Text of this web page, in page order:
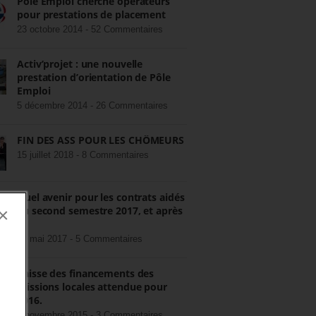
pour prestations de placement
23 octobre 2014 - 52 Commentaires
Activ’projet : une nouvelle
prestation d’orientation de Pôle
Emploi
5 décembre 2014 - 26 Commentaires
FIN DES ASS POUR LES CHÔMEURS
15 juillet 2018 - 8 Commentaires
Quel avenir pour les contrats aidés
au second semestre 2017, et après
22 mai 2017 - 5 Commentaires
Baisse des financements des
missions locales attendue pour
2016.